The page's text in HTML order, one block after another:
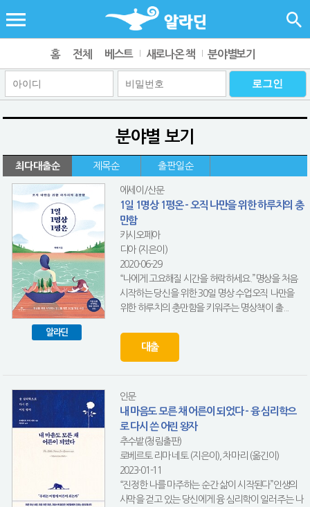
홈 전체 베스트 새로나온 책 분야별보기
분야별 보기
최다대출순 제목순 출판일순
알라딘
에세이/산문
1일 1명상 1평온 - 오직 나만을 위한 하루치의 충
만함
카시오페아
디아 (지은이)
2020-06-29
“나에게 고요해질 시간을 허락하세요.”명상을 처음
시작하는 당신을 위한 30일 명상 수업오직 나만을
위한 하루치의 충만함을 키워주는 명상책이 출...
대출
인문
내 마음도 모른 채 어른이 되었다 - 융 심리학으
로 다시 쓴 어린 왕자
추수밭(청림출판)
로베르토 리마 네토 (지은이), 차마리 (옮긴이)
2023-01-11
“진정한 나를 마주하는 순간 삶이 시작된다”인생의
사막을 걷고 있는 당신에게 융 심리학이 일러주는 나